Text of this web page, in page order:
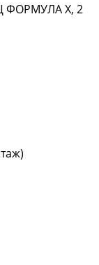
ФОРМУЛА Х, 2